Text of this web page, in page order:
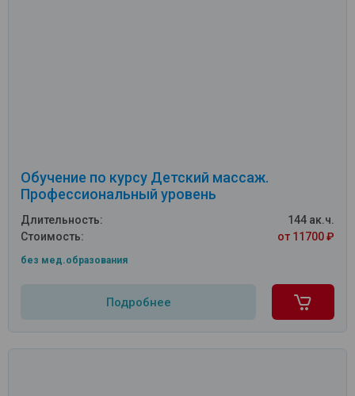
Обучение по курсу Детский массаж.
Профессиональный уровень
Длительность:
144 ак.ч.
Стоимость:
от 11700 ₽
без мед.образования
Подробнее